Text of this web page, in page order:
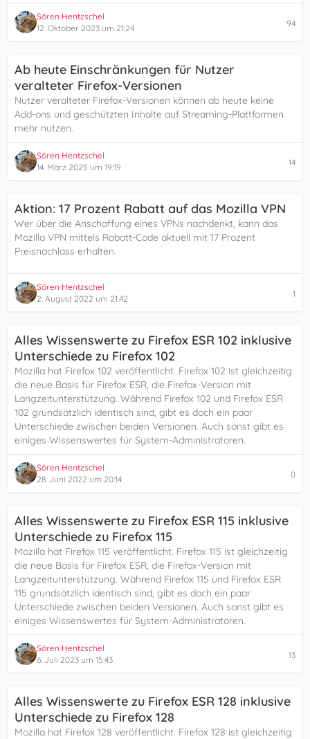
Sören Hentzschel
12. Oktober 2023 um 21:24
94
Ab heute Einschränkungen für Nutzer
veralteter Firefox-Versionen
Nutzer veralteter Firefox-Versionen können ab heute keine
Add-ons und geschützten Inhalte auf Streaming-Plattformen
mehr nutzen.
Sören Hentzschel
14. März 2025 um 19:19
14
Aktion: 17 Prozent Rabatt auf das Mozilla VPN
Wer über die Anschaffung eines VPNs nachdenkt, kann das
Mozilla VPN mittels Rabatt-Code aktuell mit 17 Prozent
Preisnachlass erhalten.
Sören Hentzschel
2. August 2022 um 21:42
1
Alles Wissenswerte zu Firefox ESR 102 inklusive
Unterschiede zu Firefox 102
Mozilla hat Firefox 102 veröffentlicht. Firefox 102 ist gleichzeitig
die neue Basis für Firefox ESR, die Firefox-Version mit
Langzeitunterstützung. Während Firefox 102 und Firefox ESR
102 grundsätzlich identisch sind, gibt es doch ein paar
Unterschiede zwischen beiden Versionen. Auch sonst gibt es
einiges Wissenswertes für System-Administratoren.
Sören Hentzschel
28. Juni 2022 um 20:14
0
Alles Wissenswerte zu Firefox ESR 115 inklusive
Unterschiede zu Firefox 115
Mozilla hat Firefox 115 veröffentlicht. Firefox 115 ist gleichzeitig
die neue Basis für Firefox ESR, die Firefox-Version mit
Langzeitunterstützung. Während Firefox 115 und Firefox ESR
115 grundsätzlich identisch sind, gibt es doch ein paar
Unterschiede zwischen beiden Versionen. Auch sonst gibt es
einiges Wissenswertes für System-Administratoren.
Sören Hentzschel
6. Juli 2023 um 15:43
13
Alles Wissenswerte zu Firefox ESR 128 inklusive
Unterschiede zu Firefox 128
Mozilla hat Firefox 128 veröffentlicht. Firefox 128 ist gleichzeitig